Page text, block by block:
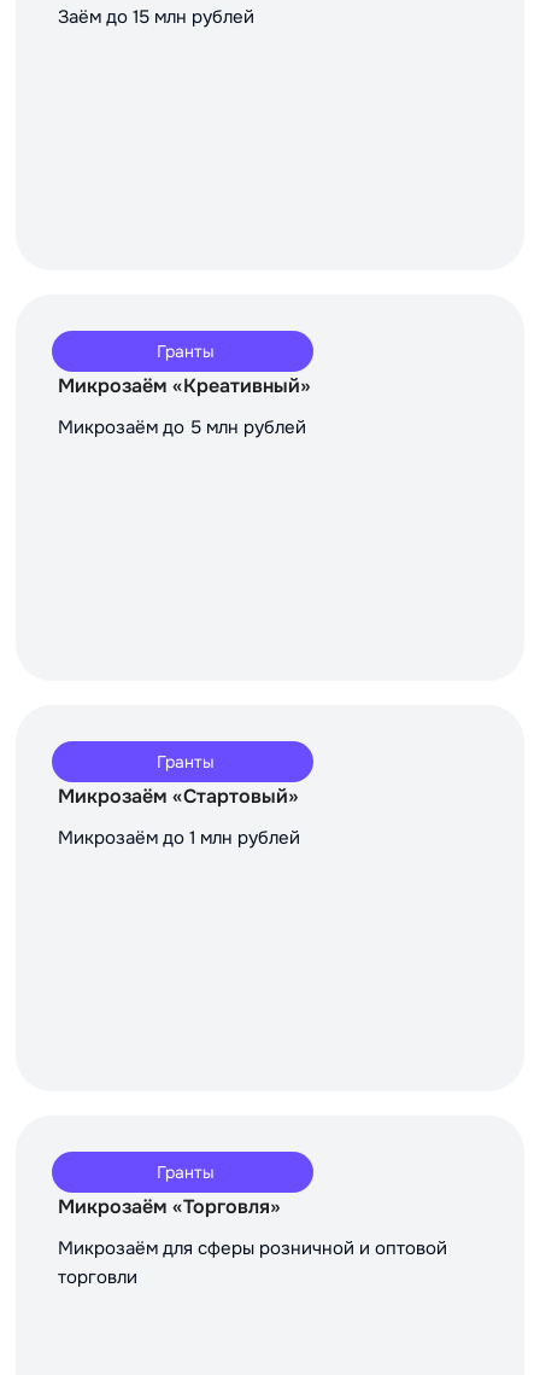
Заём до 15 млн рублей
Гранты
Микрозаём «Креативный»
Микрозаём до 5 млн рублей
Гранты
Микрозаём «Стартовый»
Микрозаём до 1 млн рублей
Гранты
Микрозаём «Торговля»
Микрозаём для сферы розничной и оптовой
торговли